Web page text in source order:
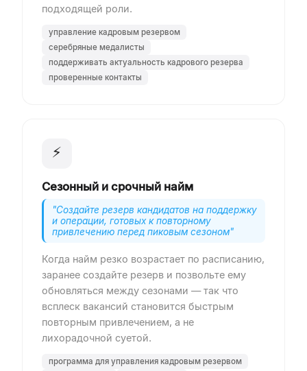
подходящей роли.
управление кадровым резервом
серебряные медалисты
поддерживать актуальность кадрового резерва
проверенные контакты
⚡
Сезонный и срочный найм
"Создайте резерв кандидатов на поддержку
и операции, готовых к повторному
привлечению перед пиковым сезоном"
Когда найм резко возрастает по расписанию,
заранее создайте резерв и позвольте ему
обновляться между сезонами — так что
всплеск вакансий становится быстрым
повторным привлечением, а не
лихорадочной суетой.
программа для управления кадровым резервом